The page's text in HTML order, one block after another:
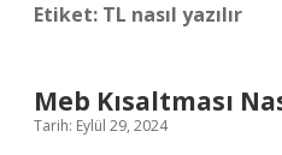
Etiket: TL nasıl yazılır
Meb Kısaltması
Tarih: Eylül 29, 2024